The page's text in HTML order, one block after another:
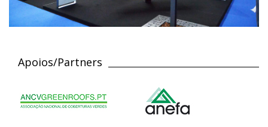
Apoios/Partners